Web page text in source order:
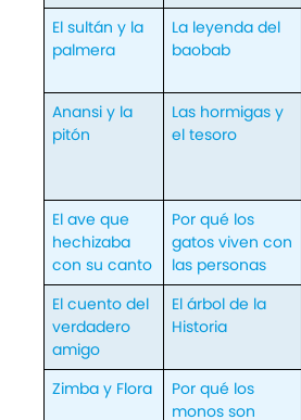
El sultán y la
palmera
La leyenda del
baobab
Anansi y la
pitón
Las hormigas y
el tesoro
El ave que
hechizaba
con su canto
Por qué los
gatos viven con
las personas
El cuento del
verdadero
amigo
El árbol de la
Historia
Zimba y Flora
Por qué los
monos son